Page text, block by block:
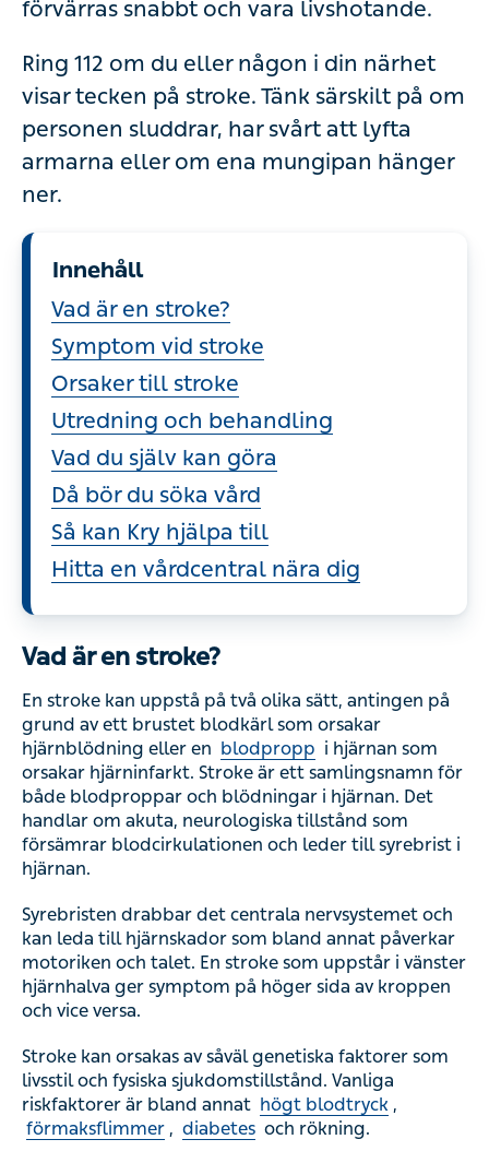
förvärras snabbt och vara livshotande.
Ring 112 om du eller någon i din närhet
visar tecken på stroke. Tänk särskilt på om
personen sluddrar, har svårt att lyfta
armarna eller om ena mungipan hänger
ner.
Innehåll
Vad är en stroke?
Symptom vid stroke
Orsaker till stroke
Utredning och behandling
Vad du själv kan göra
Då bör du söka vård
Så kan Kry hjälpa till
Hitta en vårdcentral nära dig
Vad är en stroke?
En stroke kan uppstå på två olika sätt, antingen på
grund av ett brustet blodkärl som orsakar
hjärnblödning eller en blodpropp i hjärnan som
orsakar hjärninfarkt. Stroke är ett samlingsnamn för
både blodproppar och blödningar i hjärnan. Det
handlar om akuta, neurologiska tillstånd som
försämrar blodcirkulationen och leder till syrebrist i
hjärnan.
Syrebristen drabbar det centrala nervsystemet och
kan leda till hjärnskador som bland annat påverkar
motoriken och talet. En stroke som uppstår i vänster
hjärnhalva ger symptom på höger sida av kroppen
och vice versa.
Stroke kan orsakas av såväl genetiska faktorer som
livsstil och fysiska sjukdomstillstånd. Vanliga
riskfaktorer är bland annat högt blodtryck ,
förmaksflimmer , diabetes och rökning.